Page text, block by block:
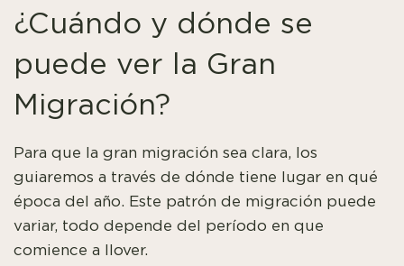
¿Cuándo y dónde se
puede ver la Gran
Migración?
Para que la gran migración sea clara, los
guiaremos a través de dónde tiene lugar en qué
época del año. Este patrón de migración puede
variar, todo depende del período en que
comience a llover.